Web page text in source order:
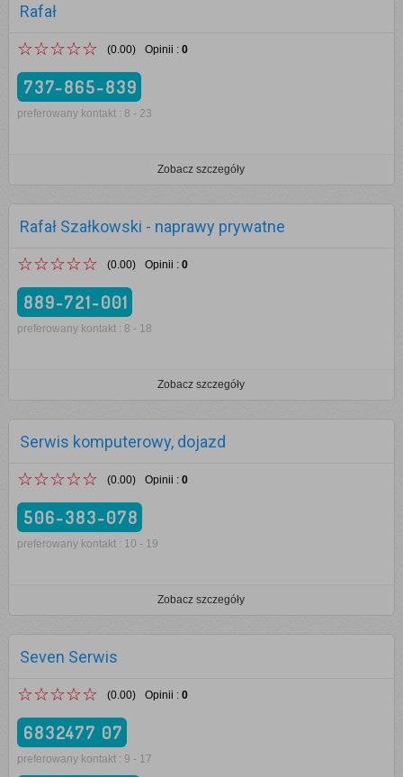
Rafał
☆☆☆☆☆ (0.00) Opinii : 0
737-865-839
preferowany kontakt : 8 - 23
Zobacz szczegóły
Rafał Szałkowski - naprawy prywatne
☆☆☆☆☆ (0.00) Opinii : 0
889-721-001
preferowany kontakt : 8 - 18
Zobacz szczegóły
Serwis komputerowy, dojazd
☆☆☆☆☆ (0.00) Opinii : 0
506-383-078
preferowany kontakt : 10 - 19
Zobacz szczegóły
Seven Serwis
☆☆☆☆☆ (0.00) Opinii : 0
6832477 07
preferowany kontakt : 9 - 17